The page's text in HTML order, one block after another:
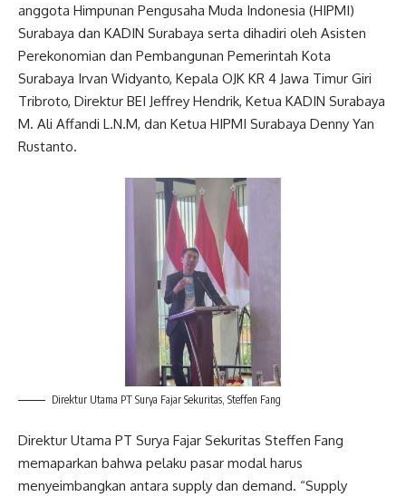
anggota Himpunan Pengusaha Muda Indonesia (HIPMI)
Surabaya dan KADIN Surabaya serta dihadiri oleh Asisten
Perekonomian dan Pembangunan Pemerintah Kota
Surabaya Irvan Widyanto, Kepala OJK KR 4 Jawa Timur Giri
Tribroto, Direktur BEI Jeffrey Hendrik, Ketua KADIN Surabaya
M. Ali Affandi L.N.M, dan Ketua HIPMI Surabaya Denny Yan
Rustanto.
Direktur Utama PT Surya Fajar Sekuritas, Steffen Fang
Direktur Utama PT Surya Fajar Sekuritas Steffen Fang
memaparkan bahwa pelaku pasar modal harus
menyeimbangkan antara supply dan demand. “Supply